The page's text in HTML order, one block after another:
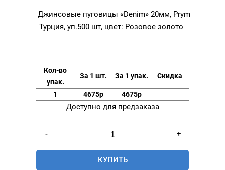
Джинсовые пуговицы «Denim» 20мм, Prym
Турция, уп.500 шт, цвет: Розовое золото
Кол-во
упак.
За 1 шт. За 1 упак. Скидка
1 4675р 4675р
Доступно для предзаказа
-
товара
Джинсовые
пуговицы
+
КУПИТЬ